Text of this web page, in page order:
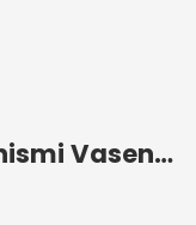
Oven ulkokahvan mekanismi Vasen Aixam 2010-2017